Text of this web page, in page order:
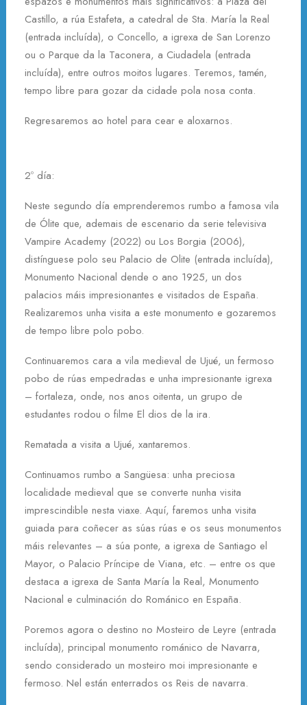
Castillo, a rúa Estafeta, a catedral de Sta. María la Real
(entrada incluída), o Concello, a igrexa de San Lorenzo
ou o Parque da la Taconera, a Ciudadela (entrada
incluída), entre outros moitos lugares. Teremos, tamén,
tempo libre para gozar da cidade pola nosa conta.
Regresaremos ao hotel para cear e aloxarnos.
2º día:
Neste segundo día emprenderemos rumbo a famosa vila
de Ólite que, ademais de escenario da serie televisiva
Vampire Academy (2022) ou Los Borgia (2006),
distínguese polo seu Palacio de Olite (entrada incluída),
Monumento Nacional dende o ano 1925, un dos
palacios máis impresionantes e visitados de España.
Realizaremos unha visita a este monumento e gozaremos
de tempo libre polo pobo.
Continuaremos cara a vila medieval de Ujué, un fermoso
pobo de rúas empedradas e unha impresionante igrexa
– fortaleza, onde, nos anos oitenta, un grupo de
estudantes rodou o filme El dios de la ira.
Rematada a visita a Ujué, xantaremos.
Continuamos rumbo a Sangüesa: unha preciosa
localidade medieval que se converte nunha visita
imprescindible nesta viaxe. Aquí, faremos unha visita
guiada para coñecer as súas rúas e os seus monumentos
máis relevantes – a súa ponte, a igrexa de Santiago el
Mayor, o Palacio Príncipe de Viana, etc. – entre os que
destaca a igrexa de Santa María la Real, Monumento
Nacional e culminación do Románico en España.
Poremos agora o destino no Mosteiro de Leyre (entrada
incluída), principal monumento románico de Navarra,
sendo considerado un mosteiro moi impresionante e
fermoso. Nel están enterrados os Reis de navarra.